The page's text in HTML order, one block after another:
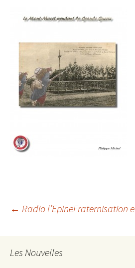
Navigation
des
← Radio l’EpineFraternisation
Les Nouvelles